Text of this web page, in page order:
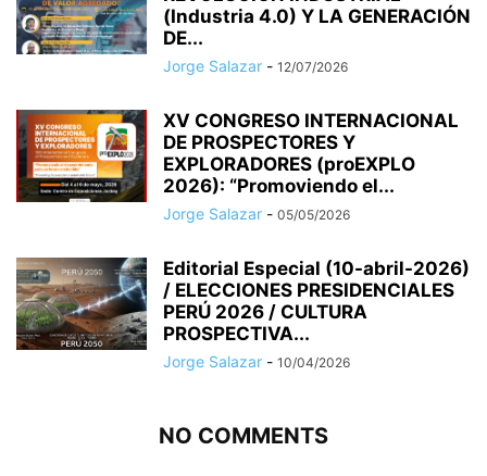
(Industria 4.0) Y LA GENERACIÓN
DE...
Jorge Salazar - 12/07/2026
XV CONGRESO INTERNACIONAL
DE PROSPECTORES Y
EXPLORADORES (proEXPLO
2026): “Promoviendo el...
Jorge Salazar - 05/05/2026
Editorial Especial (10-abril-2026)
/ ELECCIONES PRESIDENCIALES
PERÚ 2026 / CULTURA
PROSPECTIVA...
Jorge Salazar - 10/04/2026
NO COMMENTS